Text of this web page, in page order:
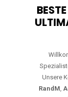
Unsere
RandM,